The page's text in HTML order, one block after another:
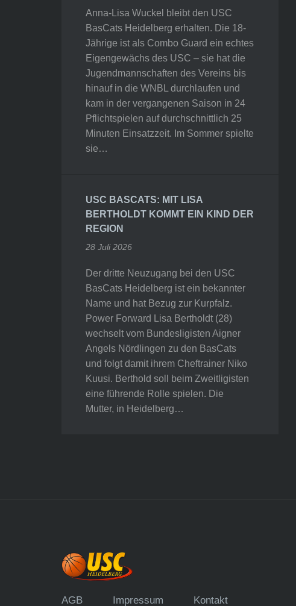
Anna-Lisa Wuckel bleibt den USC
BasCats Heidelberg erhalten. Die 18-
Jährige ist als Combo Guard ein echtes
Eigengewächs des USC – sie hat die
Jugendmannschaften des Vereins bis
hinauf in die WNBL durchlaufen und
kam in der vergangenen Saison in 24
Pflichtspielen auf durchschnittlich 25
Minuten Einsatzzeit. Im Sommer spielte
sie…
USC BASCATS: MIT LISA
BERTHOLDT KOMMT EIN KIND DER
REGION
28 Juli 2026
Der dritte Neuzugang bei den USC
BasCats Heidelberg ist ein bekannter
Name und hat Bezug zur Kurpfalz.
Power Forward Lisa Bertholdt (28)
wechselt vom Bundesligisten Aigner
Angels Nördlingen zu den BasCats
und folgt damit ihrem Cheftrainer Niko
Kuusi. Berthold soll beim Zweitligisten
eine führende Rolle spielen. Die
Mutter, in Heidelberg…
AGB Impressum Kontakt